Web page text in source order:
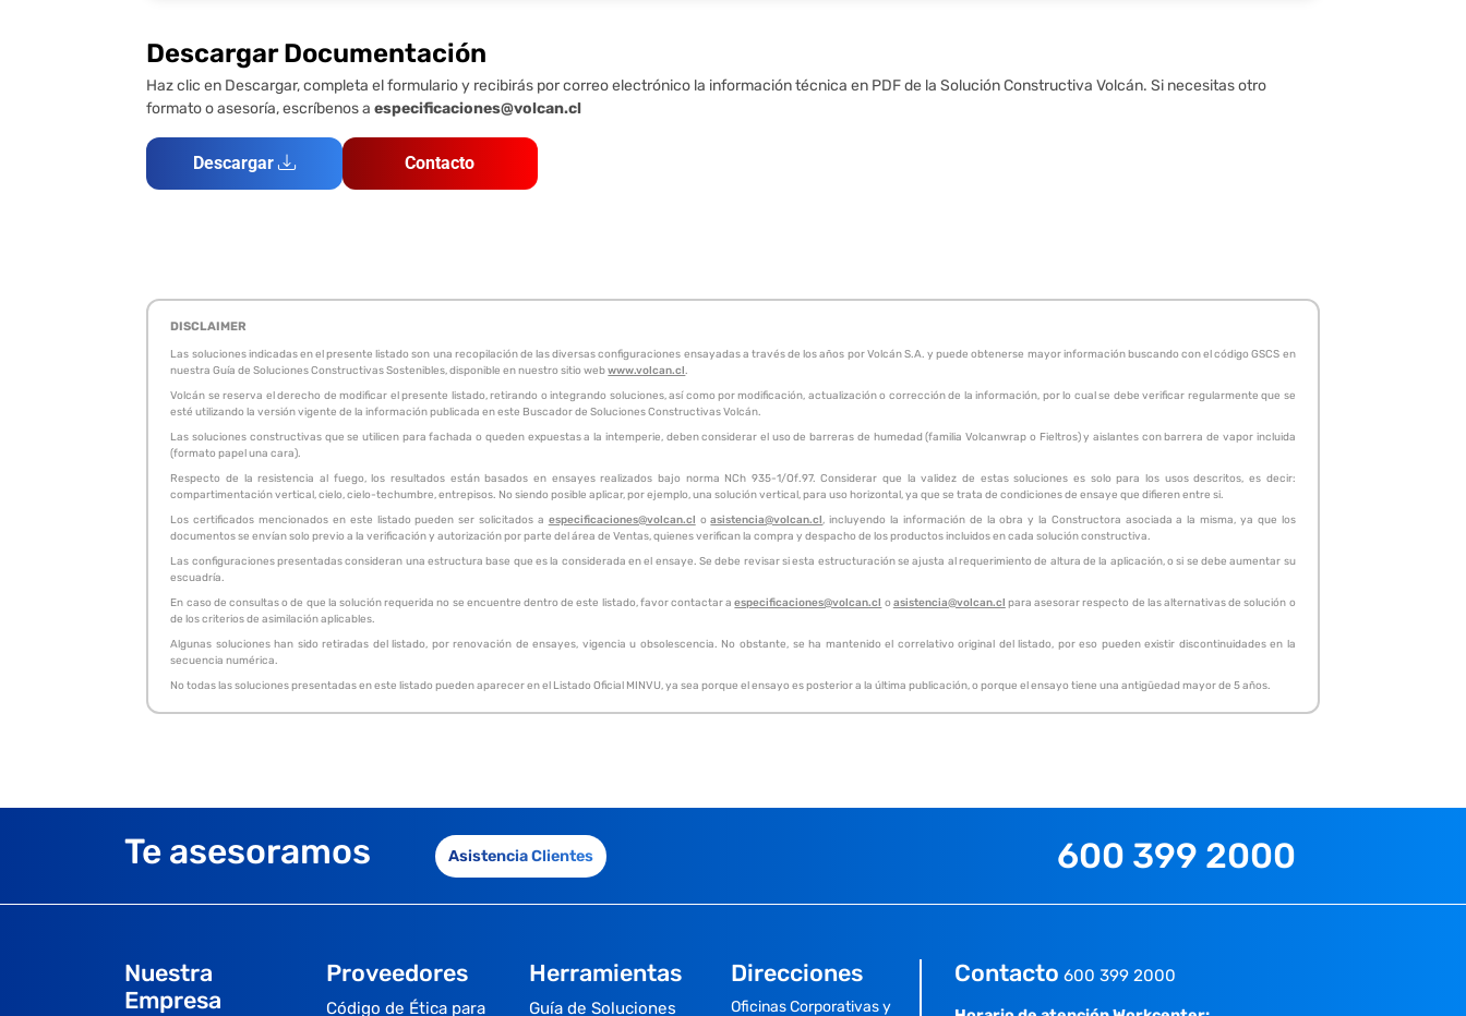
Descargar Documentación
Haz clic en Descargar, completa el formulario y recibirás por correo electrónico la información técnica en PDF de la Solución Constructiva Volcán. Si necesitas otro
formato o asesoría, escríbenos aespecificaciones@volcan.cl
Descargar Contacto
DISCLAIMER
Las soluciones indicadas en el presente listado son una recopilación de las diversas configuraciones ensayadas a través de los años por Volcán S.A. y puede obtenerse mayor información buscando con el código GSCS en
nuestra Guía de Soluciones Constructivas Sostenibles, disponible en nuestro sitio webwww.volcan.cl.
Volcán se reserva el derecho de modificar el presente listado, retirando o integrando soluciones, así como por modificación, actualización o corrección de la información, por lo cual se debe verificar regularmente que se
esté utilizando la versión vigente de la información publicada en este Buscador de Soluciones Constructivas Volcán.
Las soluciones constructivas que se utilicen para fachada o queden expuestas a la intemperie, deben considerar el uso de barreras de humedad (familia Volcanwrap o Fieltros) y aislantes con barrera de vapor incluida
(formato papel una cara).
Respecto de la resistencia al fuego, los resultados están basados en ensayes realizados bajo norma NCh 935-1/Of.97. Considerar que la validez de estas soluciones es solo para los usos descritos, es decir:
compartimentación vertical, cielo, cielo-techumbre, entrepisos. No siendo posible aplicar, por ejemplo, una solución vertical, para uso horizontal, ya que se trata de condiciones de ensaye que difieren entre si.
Los certificados mencionados en este listado pueden ser solicitados a especificaciones@volcan.cl oasistencia@volcan.cl, incluyendo la información de la obra y la Constructora asociada a la misma, ya que los
documentos se envían solo previo a la verificación y autorización por parte del área de Ventas, quienes verifican la compra y despacho de los productos incluidos en cada solución constructiva.
Las configuraciones presentadas consideran una estructura base que es la considerada en el ensaye. Se debe revisar si esta estructuración se ajusta al requerimiento de altura de la aplicación, o si se debe aumentar su
escuadría.
En caso de consultas o de que la solución requerida no se encuentre dentro de este listado, favor contactar aespecificaciones@volcan.cl oasistencia@volcan.cl para asesorar respecto de las alternativas de solución o
de los criterios de asimilación aplicables.
Algunas soluciones han sido retiradas del listado, por renovación de ensayes, vigencia u obsolescencia. No obstante, se ha mantenido el correlativo original del listado, por eso pueden existir discontinuidades en la
secuencia numérica.
No todas las soluciones presentadas en este listado pueden aparecer en el Listado Oficial MINVU, ya sea porque el ensayo es posterior a la última publicación, o porque el ensayo tiene una antigüedad mayor de 5 años.
Te asesoramos Asistencia Clientes 600 399 2000
Nuestra
Empresa
Proveedores
Código de Ética para
Herramientas
Guía de Soluciones
Direcciones
Oficinas Corporativas y
Contacto 600 399 2000